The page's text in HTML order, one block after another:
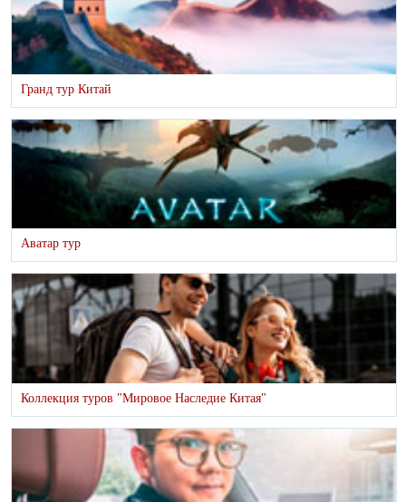
Гранд тур Китай
Аватар тур
Коллекция туров "Мировое Наследие Китая"